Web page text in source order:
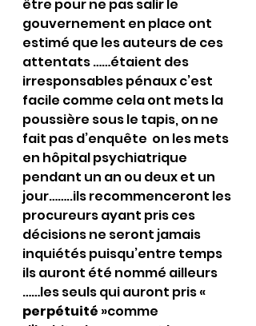
être pour ne pas salir le
gouvernement en place ont
estimé que les auteurs de ces
attentats ……étaient des
irresponsables pénaux c’est
facile comme cela ont mets la
poussière sous le tapis, on ne
fait pas d’enquête  on les mets
en hôpital psychiatrique
pendant un an ou deux et un
jour……..ils recommenceront les
procureurs ayant pris ces
décisions ne seront jamais
inquiétés puisqu’entre temps
ils auront été nommé ailleurs
……les seuls qui auront pris «
perpétuité »comme